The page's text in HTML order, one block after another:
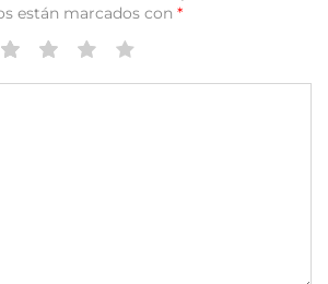
están marcados con *